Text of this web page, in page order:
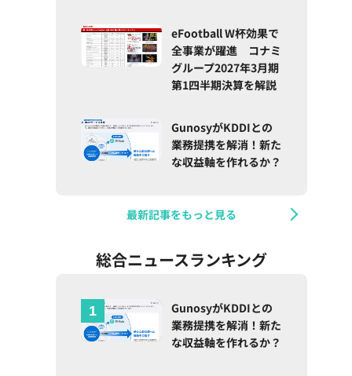
eFootball W杯効果で
全事業が躍進 コナミ
グループ2027年3月期
第1四半期決算を解説
GunosyがKDDIとの
業務提携を解消！新た
な収益軸を作れるか？
最新記事をもっと見る
総合ニュースランキング
GunosyがKDDIとの
業務提携を解消！新た
な収益軸を作れるか？